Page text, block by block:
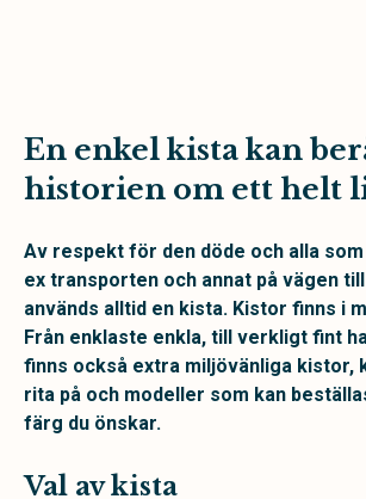
En enkel kista kan
historien om ett helt
Av respekt för den döde och alla
ex transporten och annat på vägen
används alltid en kista. Kistor finns i
Från enklaste enkla, till verkligt fint
finns också extra miljövänliga kistor,
rita på och modeller som kan
färg du önskar.
Val av kista